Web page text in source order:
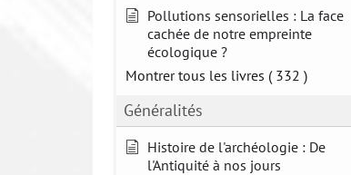
Pollutions sensorielles : La face
cachée de notre empreinte
écologique ?
Montrer tous les livres ( 332 )
Généralités
Histoire de l'archéologie : De
l'Antiquité à nos jours